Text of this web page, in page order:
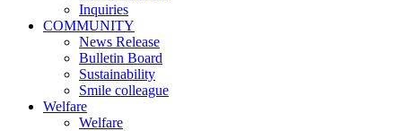
Inquiries
COMMUNITY
News Release
Bulletin Board
Sustainability
Smile colleague
Welfare
Welfare